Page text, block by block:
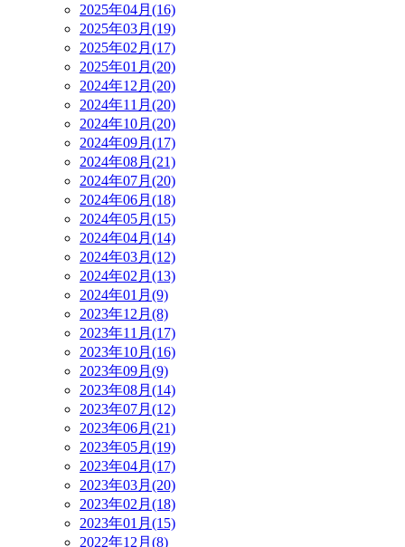
2025年04月(16)
2025年03月(19)
2025年02月(17)
2025年01月(20)
2024年12月(20)
2024年11月(20)
2024年10月(20)
2024年09月(17)
2024年08月(21)
2024年07月(20)
2024年06月(18)
2024年05月(15)
2024年04月(14)
2024年03月(12)
2024年02月(13)
2024年01月(9)
2023年12月(8)
2023年11月(17)
2023年10月(16)
2023年09月(9)
2023年08月(14)
2023年07月(12)
2023年06月(21)
2023年05月(19)
2023年04月(17)
2023年03月(20)
2023年02月(18)
2023年01月(15)
2022年12月(8)